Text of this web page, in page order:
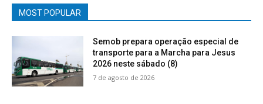
MOST POPULAR
Semob prepara operação especial de
transporte para a Marcha para Jesus
2026 neste sábado (8)
7 de agosto de 2026